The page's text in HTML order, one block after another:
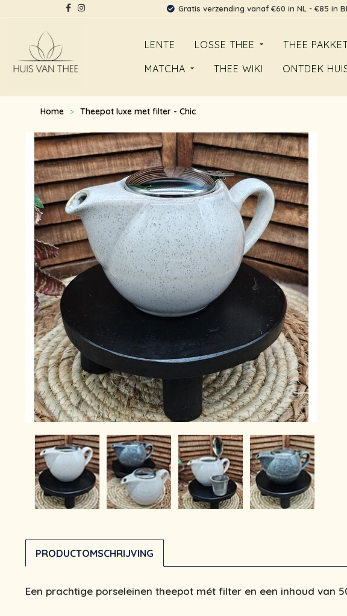
Gratis verzending vanaf €60 in NL - €85 in
LENTE LOSSE THEE THEE
MATCHA
THEE WIKI ONTDEK
Home > Theepot luxe met filter - Chic
PRODUCTOMSCHRIJVING
Een prachtige porseleinen theepot mét filter en een inhoud van